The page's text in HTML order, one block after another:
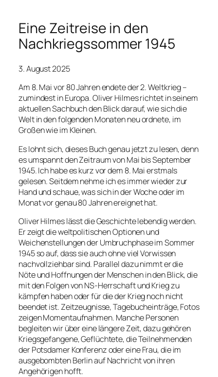
Eine Zeitreise in den
Nachkriegssommer 1945
3. August 2025
Am 8. Mai vor 80 Jahren endete der 2. Weltkrieg –
zumindest in Europa. Oliver Hilmes richtet in seinem
aktuellen Sachbuch den Blick darauf, wie sich die
Welt in den folgenden Monaten neu ordnete, im
Großen wie im Kleinen.
Es lohnt sich, dieses Buch genau jetzt zu lesen, denn
es umspannt den Zeitraum von Mai bis September
1945. Ich habe es kurz vor dem 8. Mai erstmals
gelesen. Seitdem nehme ich es immer wieder zur
Hand und schaue, was sich in der Woche oder im
Monat vor genau 80 Jahren ereignet hat.
Oliver Hilmes lässt die Geschichte lebendig werden.
Er zeigt die weltpolitischen Optionen und
Weichenstellungen der Umbruchphase im Sommer
1945 so auf, dass sie auch ohne viel Vorwissen
nachvollziehbar sind. Parallel dazu nimmt er die
Nöte und Hoffnungen der Menschen in den Blick, die
mit den Folgen von NS-Herrschaft und Krieg zu
kämpfen haben oder für die der Krieg noch nicht
beendet ist. Zeitzeugnisse, Tagebucheinträge, Fotos
zeigen Momentaufnahmen. Manche Personen
begleiten wir über eine längere Zeit, dazu gehören
Kriegsgefangene, Geflüchtete, die Teilnehmenden
der Potsdamer Konferenz oder eine Frau, die im
ausgebombten Berlin auf Nachricht von ihren
Angehörigen hofft.